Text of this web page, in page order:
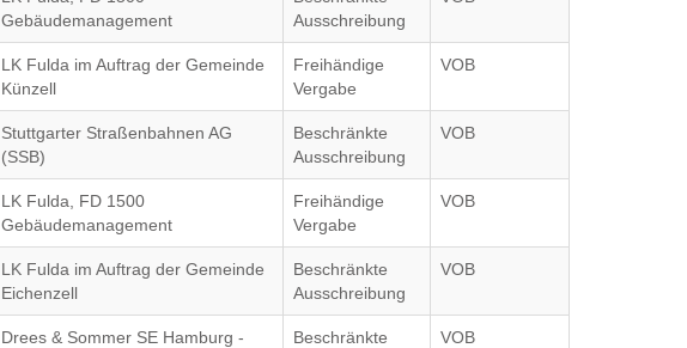
Gebäudemanagement
Ausschreibung
LK Fulda im Auftrag der Gemeinde
Künzell
Freihändige
Vergabe
VOB
Stuttgarter Straßenbahnen AG
(SSB)
Beschränkte
Ausschreibung
VOB
LK Fulda, FD 1500
Gebäudemanagement
Freihändige
Vergabe
VOB
LK Fulda im Auftrag der Gemeinde
Eichenzell
Beschränkte
Ausschreibung
VOB
Drees & Sommer SE Hamburg -
Beschränkte
VOB